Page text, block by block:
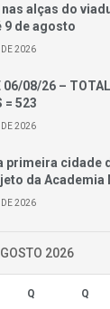
alças do
9 de agosto
DE 2026
06/08/26 –
= 523
DE 2026
primeira cidade
da Academia
DE 2026
2026
Q Q